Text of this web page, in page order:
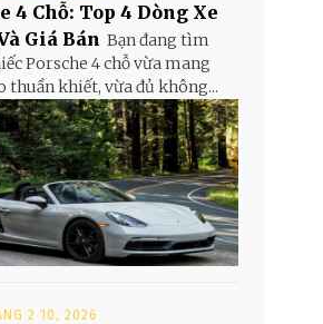
4 Chỗ: Top 4 Dòng Xe
Giá Bán Bạn đang tìm
Porsche 4 chỗ vừa mang
thuần khiết, vừa đủ không...
2 10, 2026